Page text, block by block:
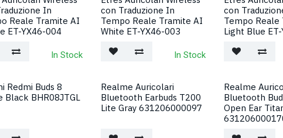
In
Reale Tramite AI
ET-YX46-004
In Stock
con Traduzione In
Tempo Reale Tramite AI
White ET-YX46-003
In Stock
con
Tempo Reale
Light Blue
Redmi Buds 8
Black BHR08JTGL
Realme Auricolari
Bluetooth Earbuds T200
Lite Gray 631206000097
Realme
Bluetooth
Open Ear